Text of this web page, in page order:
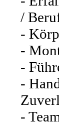
/
-
-
-
-
-